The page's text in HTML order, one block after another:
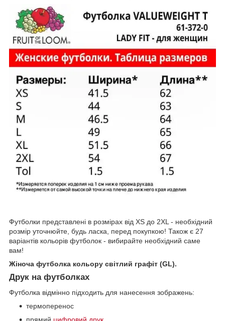
Футболки представлені в розмірах від XS до 2XL - необхідний
розмір уточнюйте, будь ласка, перед покупкою! Також є 27
варіантів кольорів футболок - вибирайте необхідний саме
вам!
Жіноча футболка кольору світлий графіт (GL).
Друк на футболках
Футболка відмінно підходить для нанесення зображень:
термоперенос